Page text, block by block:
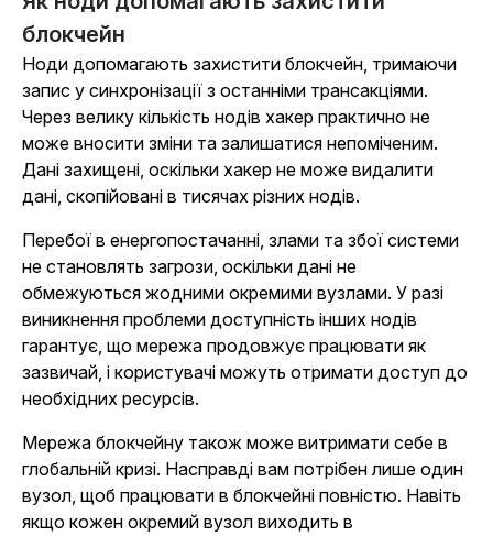
блокчейн
Ноди допомагають захистити блокчейн, тримаючи
запис у синхронізації з останніми трансакціями.
Через велику кількість нодів хакер практично не
може вносити зміни та залишатися непоміченим.
Дані захищені, оскільки хакер не може видалити
дані, скопійовані в тисячах різних нодів.
Перебої в енергопостачанні, злами та збої системи
не становлять загрози, оскільки дані не
обмежуються жодними окремими вузлами. У разі
виникнення проблеми доступність інших нодів
гарантує, що мережа продовжує працювати як
зазвичай, і користувачі можуть отримати доступ до
необхідних ресурсів.
Мережа блокчейну також може витримати себе в
глобальній кризі. Насправді вам потрібен лише один
вузол, щоб працювати в блокчейні повністю. Навіть
якщо кожен окремий вузол виходить в